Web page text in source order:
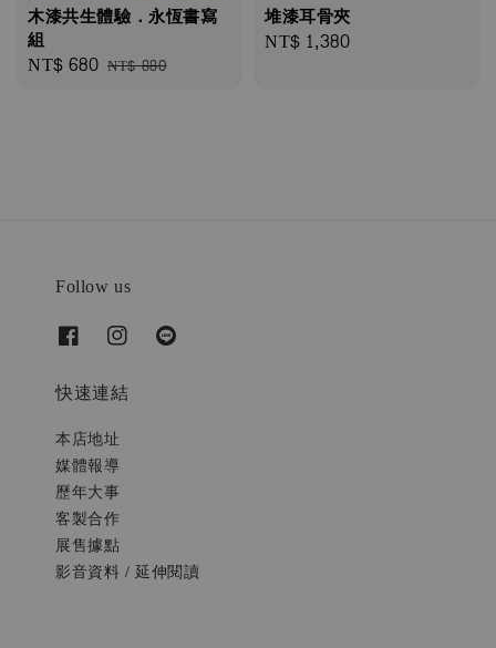
木漆共生體驗．永恆書寫
組
Sale
NT$ 680 Regular
NT$ 880
堆漆耳骨夾
Regular
NT$ 1,380
Follow us
快速連結
本店地址
媒體報導
歷年大事
客製合作
展售據點
影音資料 / 延伸閱讀